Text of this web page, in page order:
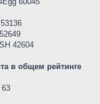
42604
в общем рейтинге